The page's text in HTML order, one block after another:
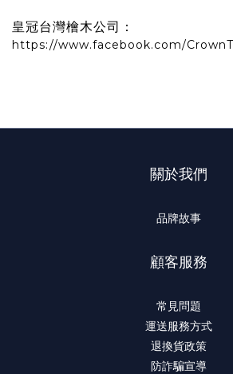
皇冠台灣檜木公司：
https://www.facebook.com/
關於我們
品牌故事
顧客服務
常見問題
運送服務方式
退換貨政策
防詐騙宣導